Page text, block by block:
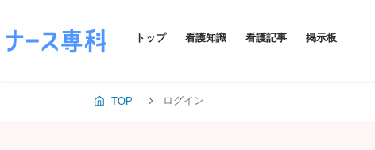
トップ 看護知識 看護記事 掲示板
TOP ログイン